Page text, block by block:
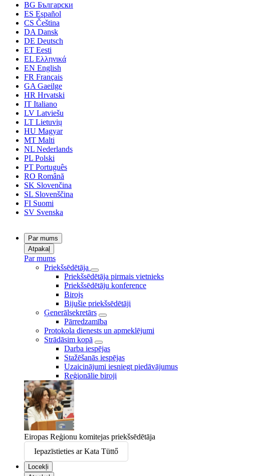
BG Български
ES Español
CS Čeština
DADansk
DE Deutsch
ET Eesti
EL Ελληνικά
EN English
FR Français
GAGaeilge
HR Hrvatski
IT Italiano
LV Latviešu
LT Lietuvių
HU Magyar
MT Malti
NL Nederlands
PL Polski
PT Português
RO Română
SK Slovenčina
SL Slovenščina
FI Suomi
SV Svenska
Par mums
Atpakaļ
Par mums
Priekšsēdētāja
Priekšsēdētāja pirmais vietnieks
Priekšsēdētāju konference
Birojs
Bijušie priekšsēdētāji
Ģenerālsekretārs
Pārredzamība
Protokola dienests un apmeklējumi
Strādāsim kopā
Darba iespējas
Stažēšanās iespējas
Uzaicinājumi iesniegt piedāvājumus
Reģionālie biroji
Eiropas Reģionu komitejas priekšsēdētāja
Iepazīstieties ar Kata Tüttő
Locekļi